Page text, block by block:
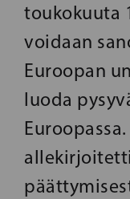
toukokuuta
voidaan
Euroopan
luoda